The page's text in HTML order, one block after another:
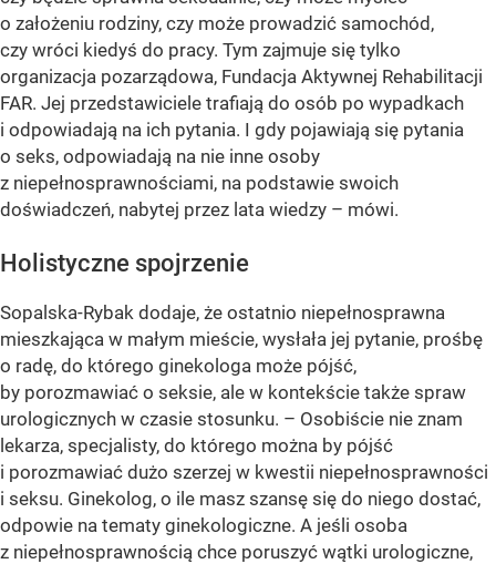
o założeniu rodziny, czy może prowadzić samochód,
czy wróci kiedyś do pracy. Tym zajmuje się tylko
organizacja pozarządowa, Fundacja Aktywnej Rehabilitacji
FAR. Jej przedstawiciele trafiają do osób po wypadkach
i odpowiadają na ich pytania. I gdy pojawiają się pytania
o seks, odpowiadają na nie inne osoby
z niepełnosprawnościami, na podstawie swoich
doświadczeń, nabytej przez lata wiedzy – mówi.
Holistyczne spojrzenie
Sopalska-Rybak dodaje, że ostatnio niepełnosprawna
mieszkająca w małym mieście, wysłała jej pytanie, prośbę
o radę, do którego ginekologa może pójść,
by porozmawiać o seksie, ale w kontekście także spraw
urologicznych w czasie stosunku. – Osobiście nie znam
lekarza, specjalisty, do którego można by pójść
i porozmawiać dużo szerzej w kwestii niepełnosprawności
i seksu. Ginekolog, o ile masz szansę się do niego dostać,
odpowie na tematy ginekologiczne. A jeśli osoba
z niepełnosprawnością chce poruszyć wątki urologiczne,